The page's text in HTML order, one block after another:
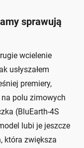
sprawują
wcielenie
usłyszałem
premiery,
polu zimowych
(BluEarth-4S
lubi je jeszcze
która zwiększa